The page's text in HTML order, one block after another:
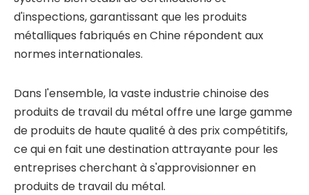
d'inspections, garantissant que les produits
métalliques fabriqués en Chine répondent aux
normes internationales.
Dans l'ensemble, la vaste industrie chinoise des
produits de travail du métal offre une large gamme
de produits de haute qualité à des prix compétitifs,
ce qui en fait une destination attrayante pour les
entreprises cherchant à s'approvisionner en
produits de travail du métal.